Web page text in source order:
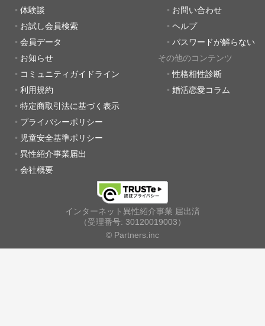
体験談
お試し会員検索
会員データ
お知らせ
コミュニティガイドライン
利用規約
特定商取引法に基づく表示
プライバシーポリシー
児童安全基準ポリシー
異性紹介事業届出
会社概要
お問い合わせ
ヘルプ
パスワードが解らない
その他のコンテンツ
性格相性診断
婚活恋愛コラム
インターネット異性紹介事業 届出済
（受理番号: 30120019003）
© Partners.inc